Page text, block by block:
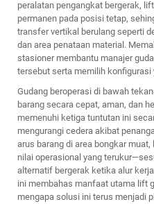
peralatan pengangkat bergerak,
permanen pada posisi tetap,
transfer vertikal berulang seperti
dan area penataan material.
stasioner membantu manajer
tersebut serta memilih
Gudang beroperasi di bawah
barang secara cepat, aman, dan
memenuhi ketiga tuntutan ini
mengurangi cedera akibat
arus barang di area bongkar
nilai operasional yang
alternatif bergerak ketika alur
ini membahas manfaat utama lift
mengapa solusi ini terus menjadi